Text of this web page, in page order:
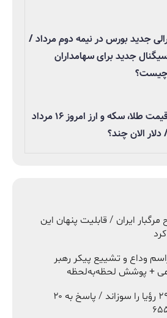
جدید بورس در نیمه دوم مرداد /
جدید برای سهامداران
قیمت طلا، سکه و ارز امروز ۱۶ مرداد
دلار الان چند؟
مرگبار ایران / قابلیت پنهان این
وداع و تشییع پیکر رهبر
+ پوشش لحظه‌به‌لحظه
ناو وینسنس ۲۹۱ رؤیا را سوزاند / پاسخ به ۲۰